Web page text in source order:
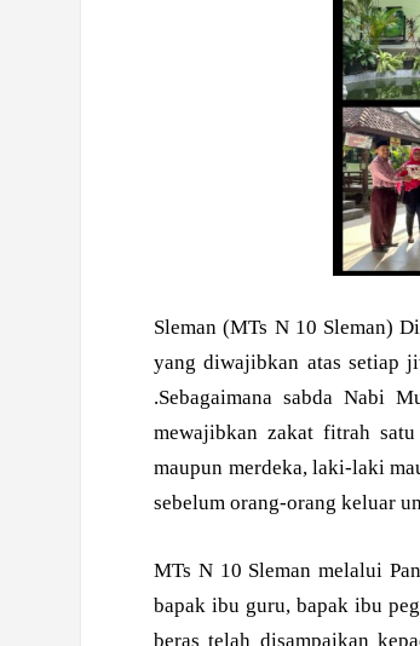
Sleman (MTs N 10 Sleman)
yang diwajibkan atas setiap
.Sebagaimana sabda Nabi
mewajibkan zakat fitrah satu
maupun merdeka, laki-laki
sebelum orang-orang keluar
MTs N 10 Sleman melalui
bapak ibu guru, bapak ibu
beras telah disampaikan